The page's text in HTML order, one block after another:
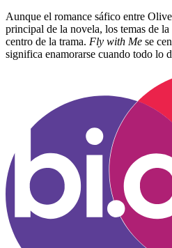
Aunque el romance sáfico entre
principal de la novela, los temas de
centro de la trama. Fly with Me se
significa enamorarse cuando todo lo